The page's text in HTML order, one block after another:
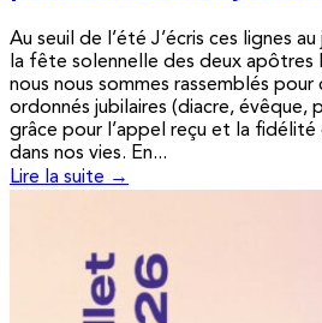
Au seuil de l’été J’écris ces lignes
la fête solennelle des deux apôtres
nous nous sommes rassemblés pour
ordonnés jubilaires (diacre, évêque,
grâce pour l’appel reçu et la fidélité
dans nos vies. En...
Lire la suite →